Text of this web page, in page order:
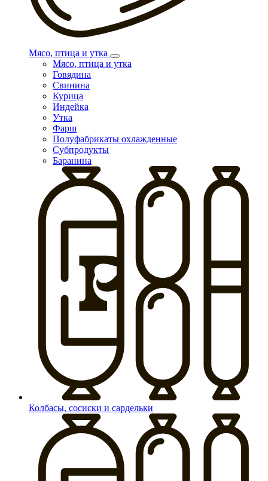
Мясо, птица и утка
Мясо, птица и утка
Говядина
Свинина
Курица
Индейка
Утка
Фарш
Полуфабрикаты охлажденные
Субпродукты
Баранина
Колбасы, сосиски и сардельки